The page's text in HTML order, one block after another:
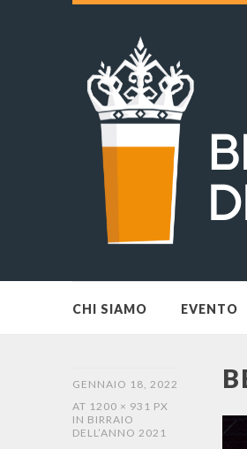
CHI SIAMO EVENTO
GENNAIO 18, 2022
AT 1200 × 931 PX
IN BIRRAIO
DELL’ANNO 2021